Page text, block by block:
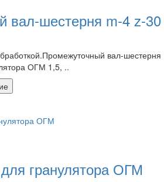
вал-шестерня m-4 z-30
вал-шестерня
ОГМ 1,5, ..
гранулятора ОГМ